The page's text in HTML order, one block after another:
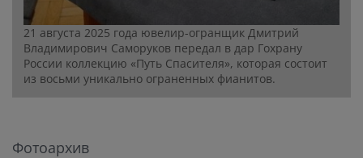
21 августа 2025 года ювелир-огранщик Дмитрий
Владимирович Саморуков передал в дар Гохрану
России коллекцию «Путь Спасителя», которая состоит
из восьми уникально ограненных фианитов.
Фотоархив